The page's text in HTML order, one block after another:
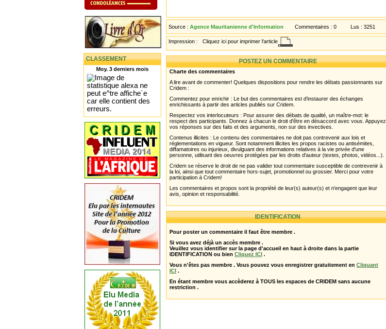
CLASSEMENT
Moy. 3 derniers mois
Source : Agence Mauritanienne d'Information Commentaires : 0 Lus : 3251
Impression : Cliquez ici pour imprimer l'article
POSTEZ UN COMMENTAIRE
Charte des commentaires
A lire avant de commenter! Quelques dispositions pour rendre les débats passionnants sur
Cridem :
Commentez pour enrichir : Le but des commentaires est d'instaurer des échanges
enrichissants à partir des articles publiés sur Cridem.
Respectez vos interlocuteurs : Pour assurer des débats de qualité, un maître-mot: le
respect des participants. Donnez à chacun le droit d'être en désaccord avec vous. Appuyez
vos réponses sur des faits et des arguments, non sur des invectives.
Contenus illicites : Le contenu des commentaires ne doit pas contrevenir aux lois et
réglementations en vigueur. Sont notamment illicites les propos racistes ou antisémites,
diffamatoires ou injurieux, divulguant des informations relatives à la vie privée d'une
personne, utilisant des oeuvres protégées par les droits d'auteur (textes, photos, vidéos...).
Cridem se réserve le droit de ne pas valider tout commentaire susceptible de contrevenir à
la loi, ainsi que tout commentaire hors-sujet, promotionnel ou grossier. Merci pour votre
participation à Cridem!
Les commentaires et propos sont la propriété de leur(s) auteur(s) et n'engagent que leur
avis, opinion et responsabilité.
IDENTIFICATION
Pour poster un commentaire il faut être membre .
Si vous avez déjà un accès membre .
Veuillez vous identifier sur la page d'accueil en haut à droite dans la partie
IDENTIFICATION ou bien Cliquez ICI .
Vous n'êtes pas membre . Vous pouvez vous enregistrer gratuitement en Cliquant
ICI .
En étant membre vous accèderez à TOUS les espaces de CRIDEM sans aucune
restriction .